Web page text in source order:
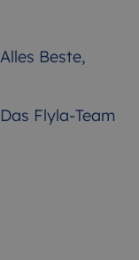
Alles Beste,
Das Flyla-Team